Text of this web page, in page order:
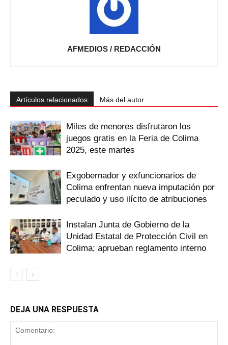
AFMEDIOS / REDACCIÓN
Artículos relacionados Más del autor
Miles de menores disfrutaron los
juegos gratis en la Feria de Colima
2025, este martes
Exgobernador y exfuncionarios de
Colima enfrentan nueva imputación por
peculado y uso ilícito de atribuciones
Instalan Junta de Gobierno de la
Unidad Estatal de Protección Civil en
Colima; aprueban reglamento interno
DEJA UNA RESPUESTA